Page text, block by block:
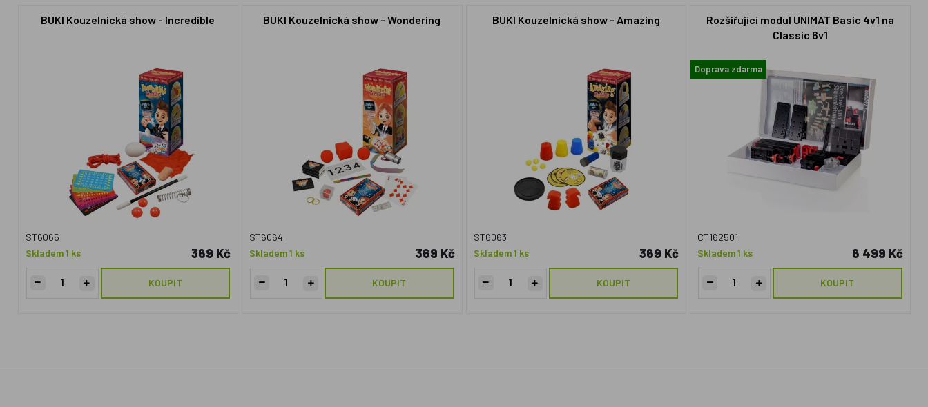
BUKI Kouzelnická show - Incredible
ST6065
Skladem 1 ks
369 Kč
KOUPIT
BUKI Kouzelnická show - Wondering
ST6064
Skladem 1 ks
369 Kč
KOUPIT
BUKI Kouzelnická show - Amazing
ST6063
Skladem 1 ks
369 Kč
KOUPIT
Rozšiřující modul UNIMAT Basic 4v1 na
Classic 6v1
Doprava zdarma
CT162501
Skladem 1 ks
6 499 Kč
KOUPIT